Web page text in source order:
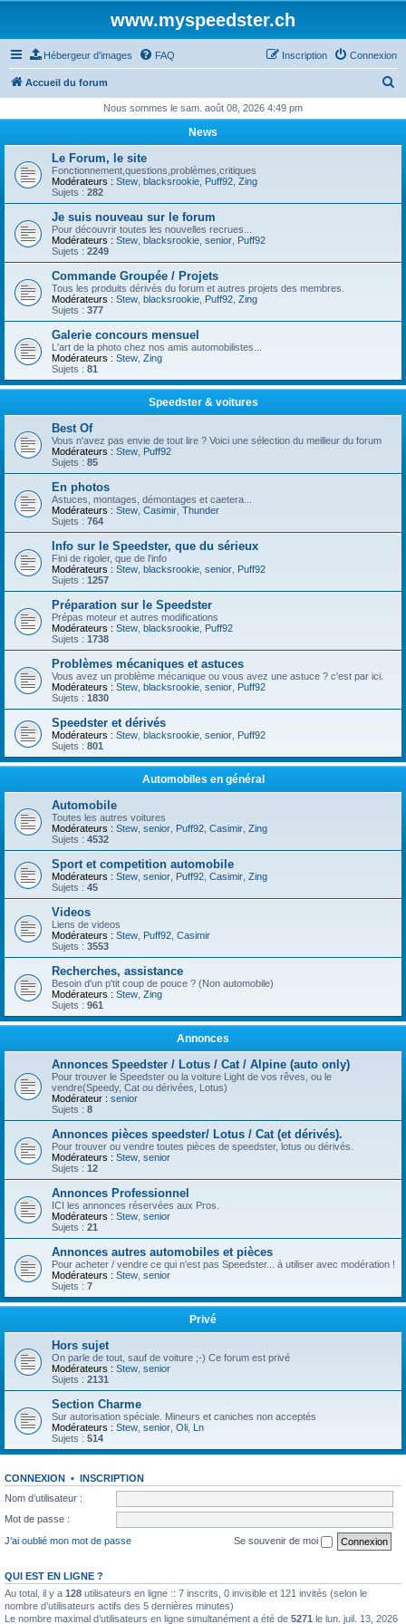
www.myspeedster.ch
Hébergeur d'images FAQ Connexion
Inscription
Accueil du forum
h
Nous sommes le sam. août 08, 2026 4:49 pm
News
Le Forum, le site
Fonctionnement,questions,problèmes,critiques
Modérateurs : Stew blacksrookie Puff92 Zing
Sujets : 282
Je suis nouveau sur le forum
Pour découvrir toutes les nouvelles recrues...
Modérateurs : Stew blacksrookie senior Puff92
Sujets : 2249
Commande Groupée / Projets
Tous les produits dérivés du forum et autres projets des membres.
Modérateurs : Stew blacksrookie Puff92 Zing
Sujets : 377
Galerie concours mensuel
L'art de la photo chez nos amis automobilistes...
Modérateurs : Stew Zing
Sujets : 81
Speedster & voitures
Best Of
Vous n'avez pas envie de tout lire ? Voici une sélection du meilleur du forum
Modérateurs : Stew Puff92
Sujets : 85
En photos
Astuces, montages, démontages et caetera...
Modérateurs : Stew Casimir Thunder
Sujets : 764
Info sur le Speedster, que du sérieux
Fini de rigoler, que de l'info
Modérateurs : Stew blacksrookie senior Puff92
Sujets : 1257
Préparation sur le Speedster
Prépas moteur et autres modifications
Modérateurs : Stew blacksrookie Puff92
Sujets : 1738
Problèmes mécaniques et astuces
Vous avez un problème mécanique ou vous avez une astuce ? c'est par ici.
Modérateurs : Stew blacksrookie senior Puff92
Sujets : 1830
Speedster et dérivés
Modérateurs : Stew blacksrookie senior Puff92
Sujets : 801
Automobiles en général
Automobile
Toutes les autres voitures
Modérateurs : Stew senior Puff92 Casimir Zing
Sujets : 4532
Sport et competition automobile
Modérateurs : Stew senior Puff92 Casimir Zing
Sujets : 45
Videos
Liens de videos
Modérateurs : Stew Puff92 Casimir
Sujets : 3553
Recherches, assistance
Besoin d'un p'tit coup de pouce ? (Non automobile)
Modérateurs : Stew Zing
Sujets : 961
Annonces
Annonces Speedster / Lotus / Cat / Alpine (auto only)
Pour trouver le Speedster ou la voiture Light de vos rêves, ou le
vendre(Speedy, Cat ou dérivées, Lotus)
Modérateur : senior
Sujets : 8
Annonces pièces speedster/ Lotus / Cat (et dérivés).
Pour trouver ou vendre toutes pièces de speedster, lotus ou dérivés.
Modérateurs : Stew senior
Sujets : 12
Annonces Professionnel
ICI les annonces réservées aux Pros.
Modérateurs : Stew senior
Sujets : 21
Annonces autres automobiles et pièces
Pour acheter / vendre ce qui n'est pas Speedster... à utiliser avec modération !
Modérateurs : Stew senior
Sujets : 7
Privé
Hors sujet
On parle de tout, sauf de voiture ;-) Ce forum est privé
Modérateurs : Stew senior
Sujets : 2131
Section Charme
Sur autorisation spéciale. Mineurs et caniches non acceptés
Modérateurs : Stew senior Oli Ln
Sujets : 514
CONNEXION • INSCRIPTION
Nom d’utilisateur :
Mot de passe :
J’ai oublié mon mot de passe
Se souvenir de moi
QUI EST EN LIGNE ?
Au total, il y a 128 utilisateurs en ligne :: 7 inscrits, 0 invisible et 121 invités (selon le
nombre d’utilisateurs actifs des 5 dernières minutes)
Le nombre maximal d’utilisateurs en ligne simultanément a été de 5271 le lun. juil. 13, 2026